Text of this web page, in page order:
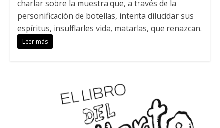
charlar sobre la muestra que, a través de la
personificación de botellas, intenta dilucidar sus
espíritus, insulflarles vida, matarlas, que renazcan.
Leer más